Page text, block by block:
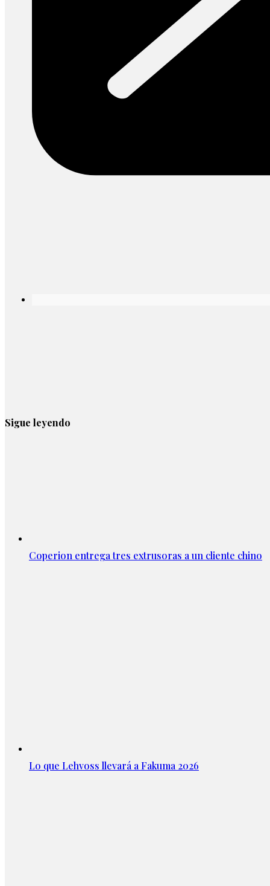
Sigue leyendo
Coperion entrega tres extrusoras a un cliente chino
Lo que Lehvoss llevará a Fakuma 2026